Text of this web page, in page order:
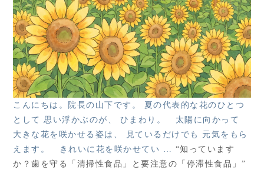
こんにちは。院長の山下です。 夏の代表的な花のひとつ
として 思い浮かぶのが、 ひまわり。 太陽に向かって
大きな花を咲かせる姿は、 見ているだけでも 元気をもら
えます。 きれいに花を咲かせてい … “知っています
か？歯を守る「清掃性食品」と要注意の「停滞性食品」”